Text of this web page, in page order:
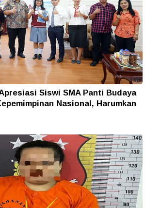
Siswi SMA Panti Budaya
Nasional, Harumkan